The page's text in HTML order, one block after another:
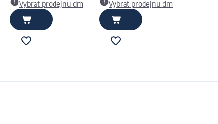
Vybrat prodejnu dm
Vybrat prodejnu dm